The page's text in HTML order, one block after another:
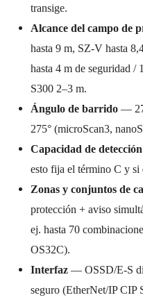
transige.
Alcance del campo de
hasta 9 m, SZ-V hasta
hasta 4 m de seguridad /
S300 2–3 m.
Ángulo de barrido —
275° (microScan3,
Capacidad de
esto fija el término C y si
Zonas y conjuntos de
protección + aviso
ej. hasta 70
OS32C).
Interfaz — OSSD/E-S
seguro (EtherNet/IP CIP